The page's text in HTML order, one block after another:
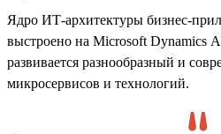
Ядро ИТ-архитектуры бизнес-
выстроено на Microsoft Dynamics
развивается разнообразный и
микросервисов и технологий.